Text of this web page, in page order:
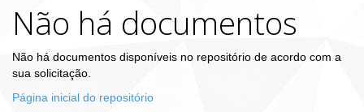
Não há documentos
Não há documentos disponíveis no repositório de acordo com a
sua solicitação.
Página inicial do repositório